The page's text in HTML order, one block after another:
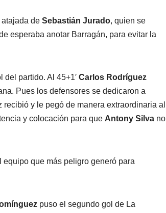
de Sebastián Jurado, quien se
esperaba anotar Barragán, para evitar la
partido. Al 45+1′ Carlos Rodríguez
Pues los defensores se dedicaron a
y le pegó de manera extraordinaria al
y colocación para que Antony Silva no
que más peligro generó para
puso el segundo gol de La